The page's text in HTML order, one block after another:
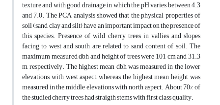
texture and with good drainage in which the pH varies between 4.3
and 7.0. The PCA analysis showed that the physical properties of
soil (sand, clay and silt) have an important impact on the presence of
this species. Presence of wild cherry trees in vallies and slopes
facing to west and south are related to sand content of soil. The
maximum measured dbh and height of trees were 101 cm and 31.3
m, respectively. The highest mean dbh was measured in the lower
elevations with west aspect, whereas the highest mean height was
measured in the middle elevations with north aspect. About 70% of
the studied cherry trees had straigth stems with first class quality.